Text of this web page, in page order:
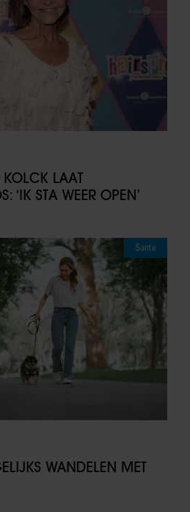
LAAT
‘IK STA WEER OPEN’
Sante
WANDELEN MET